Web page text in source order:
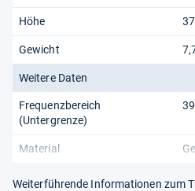
Höhe
Gewicht
Weitere Daten
Frequenzbereich
(Untergrenze)
Material
Weiterführende Informationen zum